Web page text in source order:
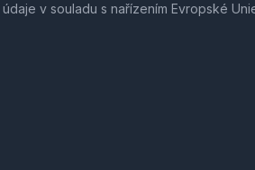
v souladu s nařízením Evropské